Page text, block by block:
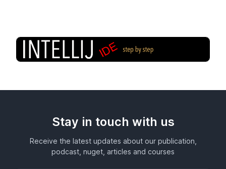
Stay in touch with us
Receive the latest updates about our publication,
podcast, nuget, articles and courses